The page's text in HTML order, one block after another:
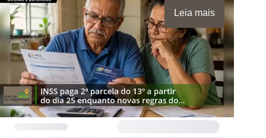
Leia mais